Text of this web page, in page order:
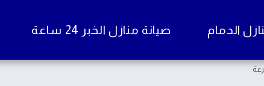
الدمام صيانة منازل الخبر 24 ساعة